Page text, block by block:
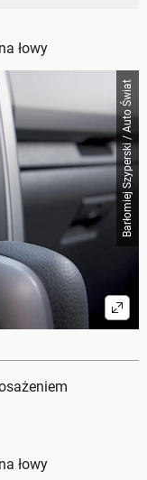
łowy
Barłomiej Szyperski / Auto Świat
łowy